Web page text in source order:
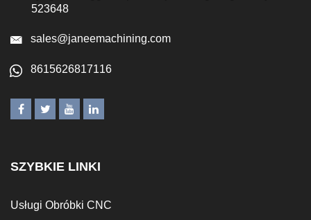
523648
sales@janeemachining.com
8615626817116
SZYBKIE LINKI
Usługi Obróbki CNC